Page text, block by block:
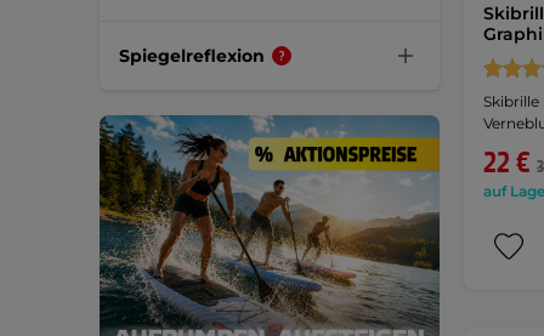
Spiegelreflexion
22 €
auf